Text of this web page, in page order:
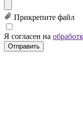
Прикрепите файл
Я согласен на